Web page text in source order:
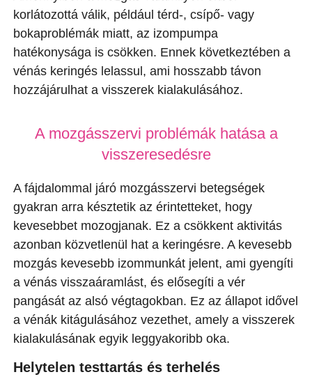
korlátozottá válik, például térd-, csípő- vagy
bokaproblémák miatt, az izompumpa
hatékonysága is csökken. Ennek következtében a
vénás keringés lelassul, ami hosszabb távon
hozzájárulhat a visszerek kialakulásához.
A mozgásszervi problémák hatása a
visszeresedésre
A fájdalommal járó mozgásszervi betegségek
gyakran arra késztetik az érintetteket, hogy
kevesebbet mozogjanak. Ez a csökkent aktivitás
azonban közvetlenül hat a keringésre. A kevesebb
mozgás kevesebb izommunkát jelent, ami gyengíti
a vénás visszaáramlást, és elősegíti a vér
pangását az alsó végtagokban. Ez az állapot idővel
a vénák kitágulásához vezethet, amely a visszerek
kialakulásának egyik leggyakoribb oka.
Helytelen testtartás és terhelés